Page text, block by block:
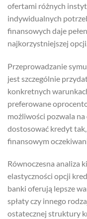
ofertami różnych
indywidualnych
finansowych daje
najkorzystniejszej opcji.
Przeprowadzanie
jest szczególnie
konkretnych
preferowane
możliwości pozwala
dostosować kredyt
finansowym
Równoczesna analiza
elastyczności opcji
banki oferują lepsze
spłaty czy innego
ostatecznej struktury